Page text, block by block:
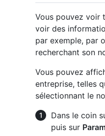
Vous pouvez voir
voir des
par exemple, par
recherchant son
Vous pouvez
entreprise, telles
sélectionnant le
Dans le coin
puis sur